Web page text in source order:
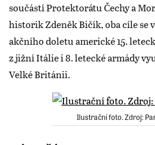
součástí Protektorátu Čechy a
historik Zdeněk Bičík, oba cíle se
akčního doletu americké 15.
z jižní Itálie i 8. letecké armády
Velké Británii.
Ilustrační foto. Zdroj: